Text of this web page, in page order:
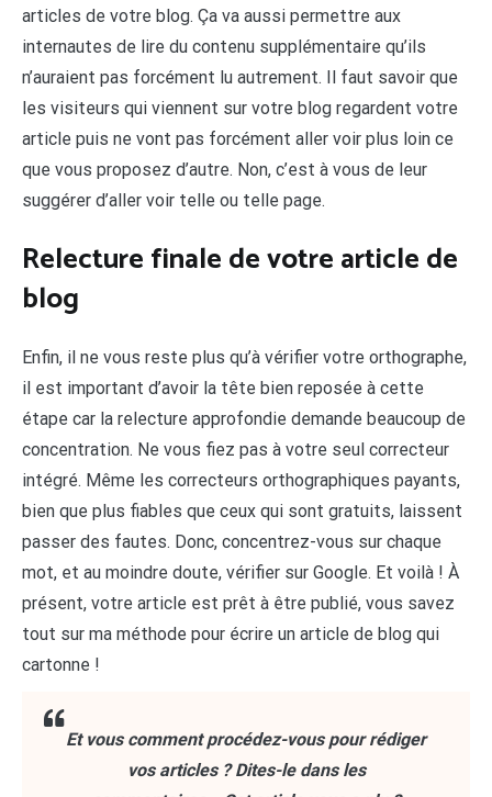
articles de votre blog. Ça va aussi permettre aux
internautes de lire du contenu supplémentaire qu’ils
n’auraient pas forcément lu autrement. Il faut savoir que
les visiteurs qui viennent sur votre blog regardent votre
article puis ne vont pas forcément aller voir plus loin ce
que vous proposez d’autre. Non, c’est à vous de leur
suggérer d’aller voir telle ou telle page.
Relecture finale de votre article de
blog
Enfin, il ne vous reste plus qu’à vérifier votre orthographe,
il est important d’avoir la tête bien reposée à cette
étape car la relecture approfondie demande beaucoup de
concentration. Ne vous fiez pas à votre seul correcteur
intégré. Même les correcteurs orthographiques payants,
bien que plus fiables que ceux qui sont gratuits, laissent
passer des fautes. Donc, concentrez-vous sur chaque
mot, et au moindre doute, vérifier sur Google. Et voilà ! À
présent, votre article est prêt à être publié, vous savez
tout sur ma méthode pour écrire un article de blog qui
cartonne !
Et vous comment procédez-vous pour rédiger
vos articles ? Dites-le dans les